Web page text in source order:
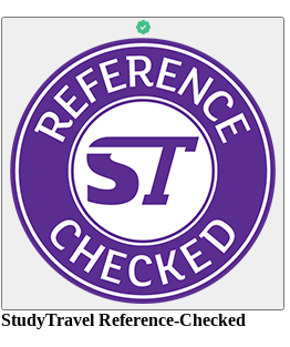
StudyTravel Reference-Checked